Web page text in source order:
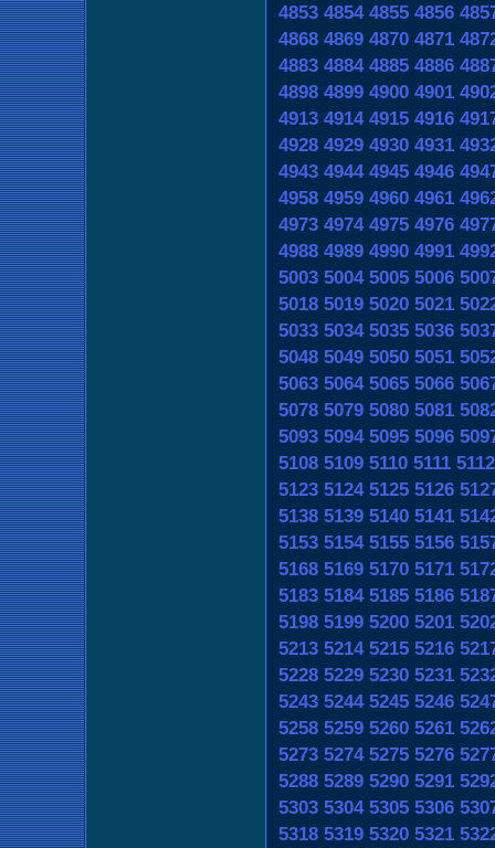
4853 4854 4855 4856
4868 4869 4870 4871
4883 4884 4885 4886
4898 4899 4900 4901
4913 4914 4915 4916
4928 4929 4930 4931
4943 4944 4945 4946
4958 4959 4960 4961
4973 4974 4975 4976
4988 4989 4990 4991
5003 5004 5005 5006
5018 5019 5020 5021
5033 5034 5035 5036
5048 5049 5050 5051
5063 5064 5065 5066
5078 5079 5080 5081
5093 5094 5095 5096
5108 5109 5110 5111 5112
5123 5124 5125 5126
5138 5139 5140 5141
5153 5154 5155 5156
5168 5169 5170 5171
5183 5184 5185 5186
5198 5199 5200 5201
5213 5214 5215 5216
5228 5229 5230 5231
5243 5244 5245 5246
5258 5259 5260 5261
5273 5274 5275 5276
5288 5289 5290 5291
5303 5304 5305 5306
5318 5319 5320 5321